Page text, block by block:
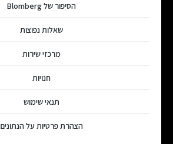
הסיפור של Blomberg
שאלות נפוצות
מרכזי שירות
חנויות
תנאי שימוש
הצהרת פרטיות על הנתונים